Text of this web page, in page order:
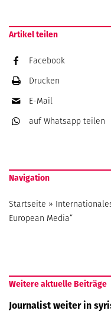
Artikel teilen
Facebook
Drucken
E-Mail
auf Whatsapp teilen
Navigation
Startseite »
European Media“
Weitere aktuelle Beiträge
Journalist weiter in